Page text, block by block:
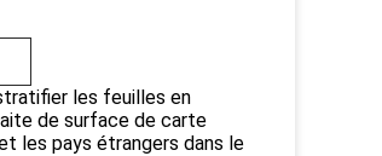
les feuilles en
de surface de carte
les pays étrangers dans le